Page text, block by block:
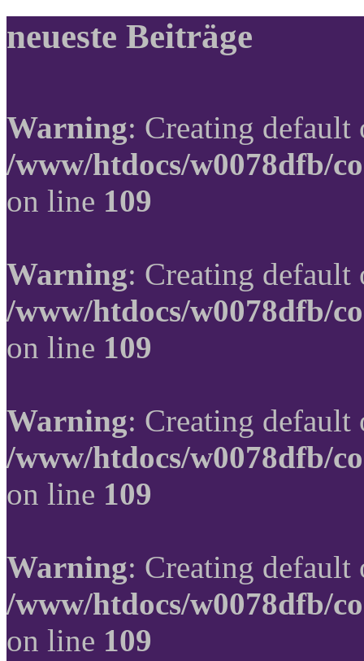
neueste Beiträge
Warning: Creating
/www/htdocs/w0078dfb/
on line 109
Warning: Creating
/www/htdocs/w0078dfb/
on line 109
Warning: Creating
/www/htdocs/w0078dfb/
on line 109
Warning: Creating
/www/htdocs/w0078dfb/
on line 109